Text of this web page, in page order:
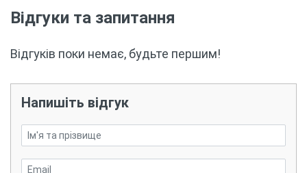
Відгуки та запитання
Відгуків поки немає, будьте першим!
Напишіть відгук